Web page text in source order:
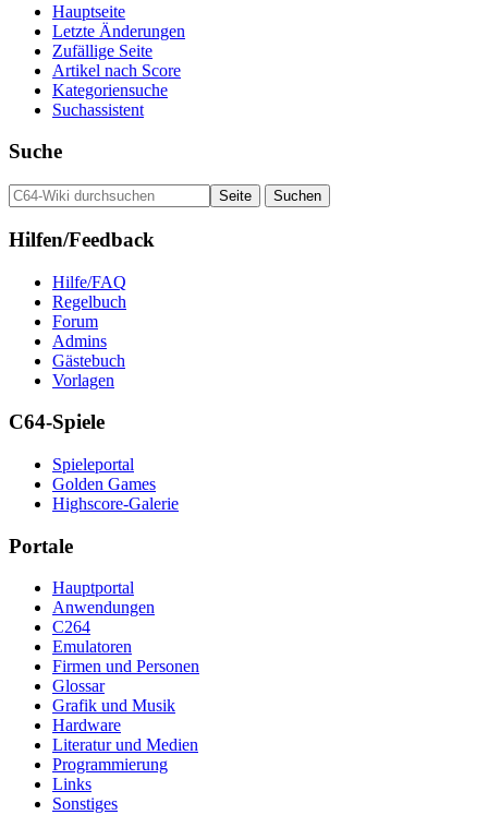
Hauptseite
Letzte Änderungen
Zufällige Seite
Artikel nach Score
Kategoriensuche
Suchassistent
Suche
Hilfen/Feedback
Hilfe/FAQ
Regelbuch
Forum
Admins
Gästebuch
Vorlagen
C64-Spiele
Spieleportal
Golden Games
Highscore-Galerie
Portale
Hauptportal
Anwendungen
C264
Emulatoren
Firmen und Personen
Glossar
Grafik und Musik
Hardware
Literatur und Medien
Programmierung
Links
Sonstiges